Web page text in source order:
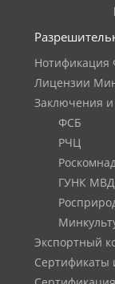
Нотификация
Лицензии
Заключения
ФСБ
РЧЦ
ГУНК МВД
Экспортный
Сертификаты